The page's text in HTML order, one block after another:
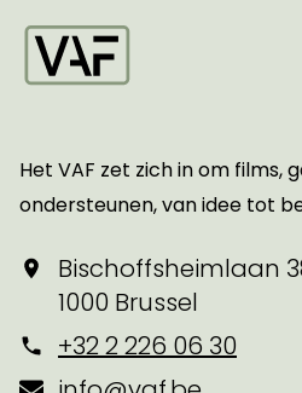
Het VAF zet zich in om films,
ondersteunen, van idee tot
Bischoffsheimlaan
1000 Brussel
+32 2 226 06 30